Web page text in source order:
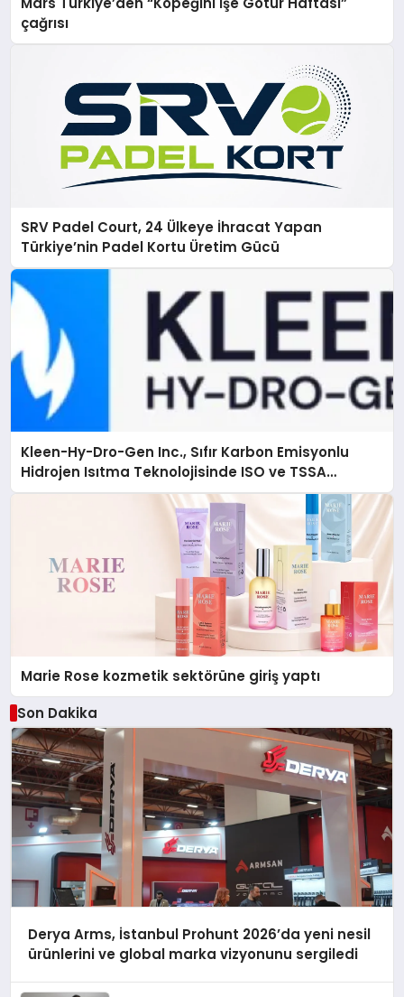
çağrısı
SRV Padel Court, 24 Ülkeye İhracat Yapan
Türkiye’nin Padel Kortu Üretim Gücü
Kleen-Hy-Dro-Gen Inc., Sıfır Karbon Emisyonlu
Hidrojen Isıtma Teknolojisinde ISO ve TSSA
Düzenleyici Onaylarını Aldı
Marie Rose kozmetik sektörüne giriş yaptı
Son Dakika
Derya Arms, İstanbul Prohunt 2026’da yeni nesil
ürünlerini ve global marka vizyonunu sergiledi